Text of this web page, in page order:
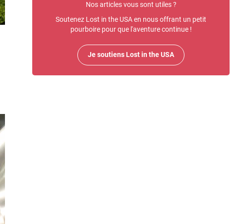
Nos articles vous sont utiles ?
Soutenez Lost in the USA en nous offrant un petit
pourboire pour que l'aventure continue !
Je soutiens Lost in the USA